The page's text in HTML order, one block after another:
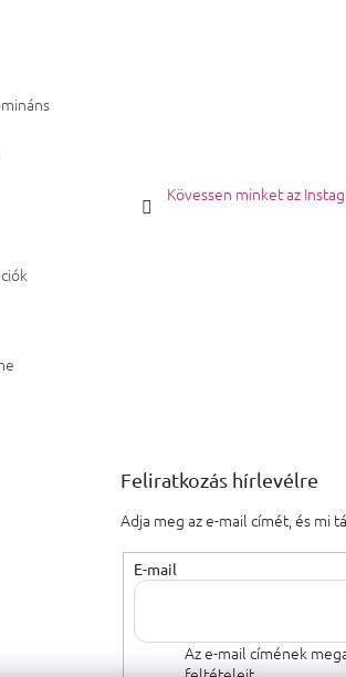
Kövessen minket az
Feliratkozás hírlevélre
Adja meg az e-mail címét, és mi
E-mail
Az e-mail címének